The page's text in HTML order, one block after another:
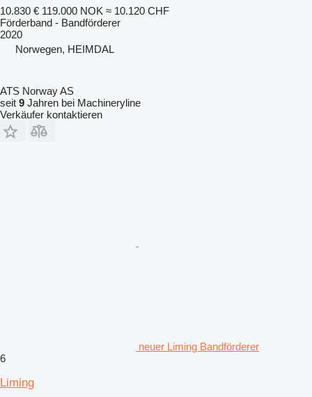
10.830 € 119.000 NOK ≈ 10.120 CHF
Förderband - Bandförderer
2020
Norwegen, HEIMDAL
ATS Norway AS
seit 9 Jahren bei Machineryline
Verkäufer kontaktieren
neuer Liming Bandförderer
6
Liming